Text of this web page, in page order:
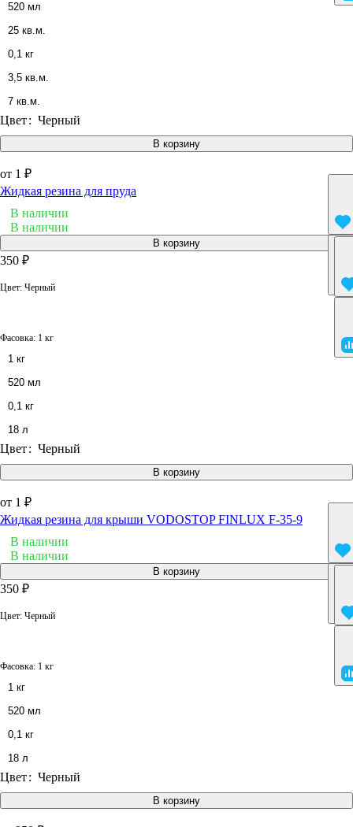
В корзину
520 мл
25 кв.м.
0,1 кг
3,5 кв.м.
7 кв.м.
Цвет: Черный
от 1 ₽
Жидкая резина для пруда
В наличии
В корзину
В наличии
В корзину
350 ₽
Цвет: Черный
Фасовка: 1 кг
1 кг
520 мл
0,1 кг
18 л
Цвет: Черный
от 1 ₽
Жидкая резина для крыши VODOSTOP FINLUX F-35-9
В наличии
В корзину
В наличии
В корзину
350 ₽
Цвет: Черный
Фасовка: 1 кг
1 кг
520 мл
0,1 кг
18 л
Цвет: Черный